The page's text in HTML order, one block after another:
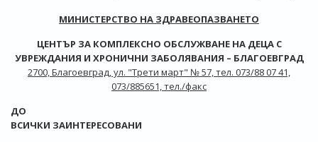
МИНИСТЕРСТВО НА ЗДРАВЕОПАЗВАНЕТО
ЦЕНТЪР ЗА КОМПЛЕКСНО ОБСЛУЖВАНЕ НА ДЕЦА С
УВРЕЖДАНИЯ И ХРОНИЧНИ ЗАБОЛЯВАНИЯ – БЛАГОЕВГРАД
2700, Благоевград, ул. "Трети март" № 57, тел. 073/88 07 41,
073/885651, тел./факс
ДО
ВСИЧКИ ЗАИНТЕРЕСОВАНИ